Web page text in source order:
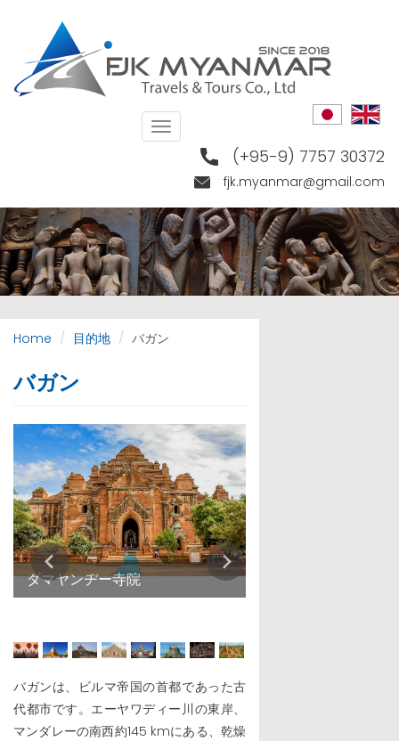
content
(+95-9) 7757 30372
fjk.myanmar@gmail.com
Toggle
navigation
Home 目的地 バガン
バガン
ダマヤンヂー寺院
バガンは、ビルマ帝国の首都であった古
代都市です。エーヤワディー川の東岸、
マンダレーの南西約145 kmにある、乾燥